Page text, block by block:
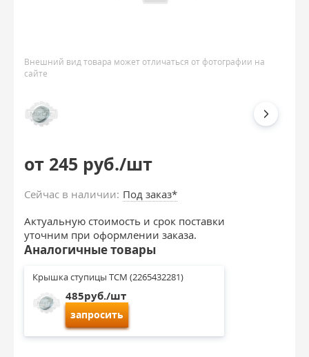
Внешний вид товара может отличаться от фотографии на
сайте
от 245 руб./шт
Сейчас в наличии: Под заказ*
Актуальную стоимость и срок поставки
уточним при оформлении заказа.
Аналогичные товары
Крышка ступицы TCM (2265432281)
485руб./шт
запросить